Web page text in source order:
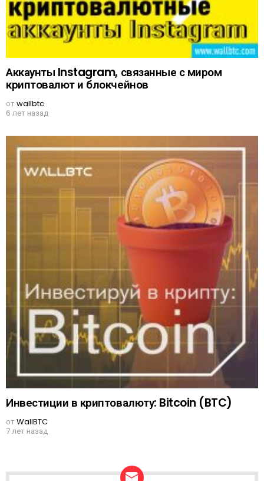
Аккаунты Instagram, связанные с миром
криптовалют и блокчейнов
отwallbtc
6 лет назад
Инвестиции в криптовалюту: Bitcoin (BTC)
отWallBTC
7 лет назад